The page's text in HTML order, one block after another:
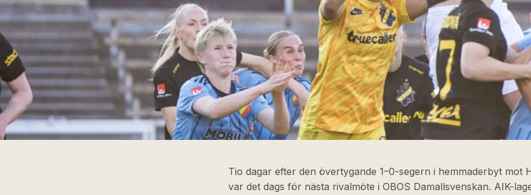
Tio dagar efter den övertygande 1–0-segern i hemmaderbyt mot
var det dags för nästa rivalmöte i OBOS Damallsvenskan. AIK-